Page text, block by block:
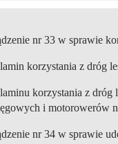
nr 33 w sprawie
korzystania z dróg
korzystania z
i motorowerów
nr 34 w sprawie